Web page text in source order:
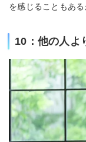
を感じることもある
10：他の人よ